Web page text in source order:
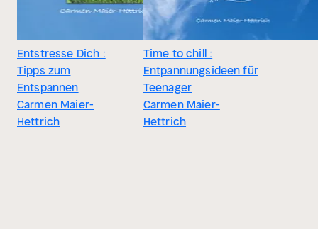
Entstresse Dich :
Tipps zum
Entspannen
Carmen Maier-
Hettrich
Time to chill :
Entpannungsideen für
Teenager
Carmen Maier-
Hettrich